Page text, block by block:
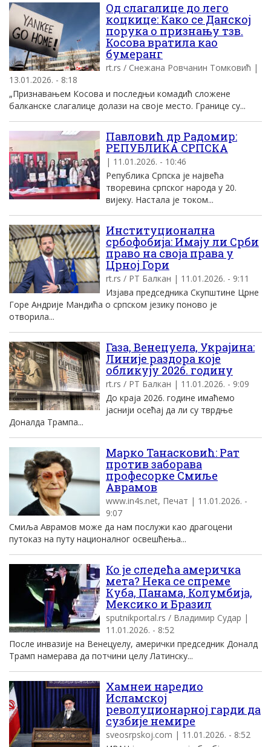
Од слагалице до лего
коцкице: Како се Данској
порука о признању тзв.
Косова вратила као
бумеранг
rt.rs / Снежана Ровчанин Томковић |
13.01.2026. - 8:18
„Признавањем Косова и последњи комадић сложене
балканске слагалице долази на своје место. Границе су...
Павловић др Радомир:
РЕПУБЛИКА СРПСКА
| 11.01.2026. - 10:46
Република Српска је највећа
творевина српског народа у 20.
вијеку. Настала је током...
Институционална
србофобија: Имају ли Срби
право на своја права у
Црној Гори
rt.rs / РТ Балкан | 11.01.2026. - 9:11
Изјава председника Скупштине Црне
Горе Андрије Мандића о српском језику поново је
отворила...
Газа, Венецуела, Украјина:
Линије раздора које
обликују 2026. годину
rt.rs / РТ Балкан | 11.01.2026. - 9:09
До краја 2026. године имаћемо
јаснији осећај да ли су тврдње
Доналда Трампа...
Марко Танасковић: Рат
против заборава
професорке Смиље
Аврамов
www.in4s.net, Печат | 11.01.2026. -
9:07
Смиља Аврамов може да нам послужи као драгоцени
путоказ на путу националног освешћења...
Ко је следећа америчка
мета? Нека се спреме
Куба, Панама, Колумбија,
Мексико и Бразил
sputnikportal.rs / Владимир Судар |
11.01.2026. - 8:52
После инвазије на Венецуелу, амерички председник Доналд
Трамп намерава да потчини целу Латинску...
Хамнеи наредио
Исламској
револуционарној гарди да
сузбије немире
sveosrpskoj.com | 11.01.2026. - 8:52